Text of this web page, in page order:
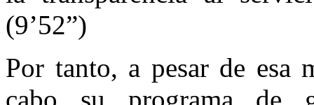
(9’52”)
Por tanto, a pesar de esa